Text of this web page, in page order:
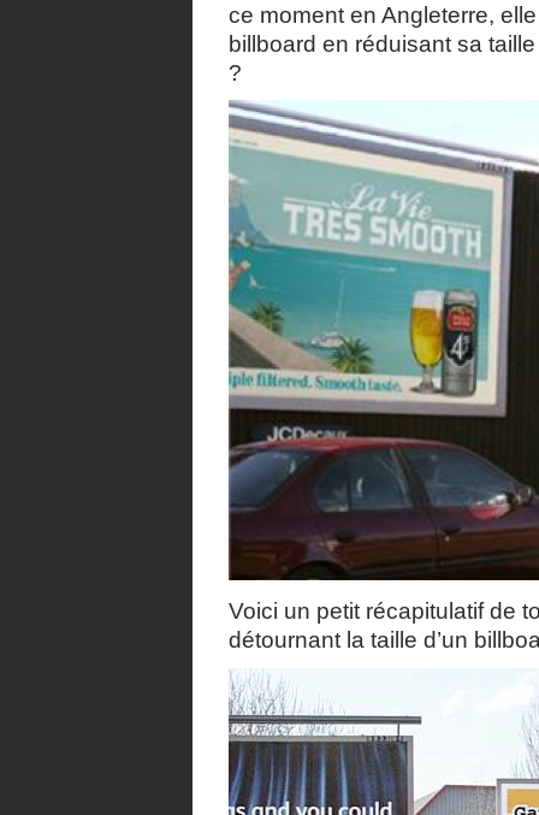
ce moment en Angleterre,
billboard en réduisant sa
?
Voici un petit récapitulatif de
détournant la taille d’un